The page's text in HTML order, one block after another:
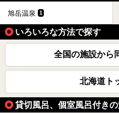
旭岳温泉 1
いろいろな方法で探す
全国の施設から
北海道ト
貸切風呂、個室風呂付き